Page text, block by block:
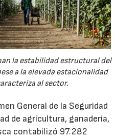
la estabilidad estructural del
a la elevada estacionalidad
al sector.
General de la Seguridad
de agricultura, ganadería,
contabilizó 97.282